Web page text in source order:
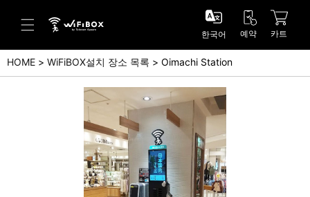
도움말/문의
고객 센터 (Japanese)
고객 센터 (English)
문의 (Japanse)
한국어 예약 카트
HOME WiFiBOX설치 장소 목록 Oimachi Station